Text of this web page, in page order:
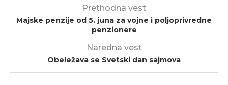
Prethodna vest
Majske penzije od 5. juna za vojne i poljoprivredne
penzionere
Naredna vest
Obeležava se Svetski dan sajmova